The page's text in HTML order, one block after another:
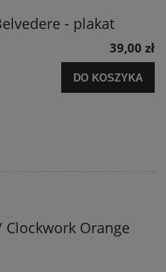
- plakat
39,00 zł
DO KOSZYKA
Orange